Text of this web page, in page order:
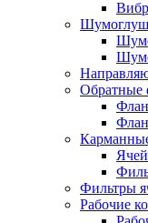
Обратные
Фильтры
Рабочие